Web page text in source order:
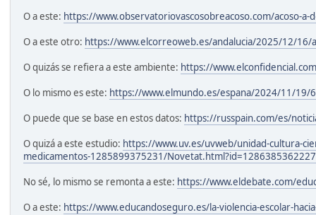
O a este: https://www.observatoriovascosobreacoso.com/acoso-
O a este otro: https://www.elcorreoweb.es/andalucia/2025/12/16/
O quizás se refiera a este ambiente: https://
O lo mismo es este: https://www.elmundo.es/espana/2024/11/19/
O puede que se base en estos datos: https://russpain.com/es/
O quizá a este estudio: https://www.uv.es/uvweb/unidad-cultura-
medicamentos-1285899375231/Novetat.html?id=1286385362227
No sé, lo mismo se remonta a este: https://www.eldebate.com/
O a este: https://www.educandoseguro.es/la-violencia-escolar-